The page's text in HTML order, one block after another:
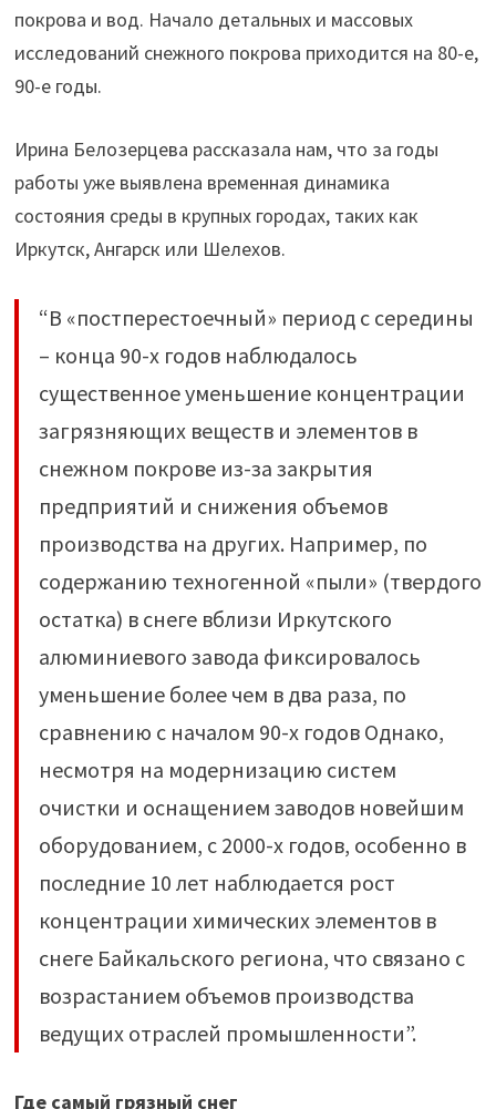
покрова и вод. Начало детальных и массовых
исследований снежного покрова приходится на 80-е,
90-е годы.
Ирина Белозерцева рассказала нам, что за годы
работы уже выявлена временная динамика
состояния среды в крупных городах, таких как
Иркутск, Ангарск или Шелехов.
“В «постперестоечный» период с середины
– конца 90-х годов наблюдалось
существенное уменьшение концентрации
загрязняющих веществ и элементов в
снежном покрове из-за закрытия
предприятий и снижения объемов
производства на других. Например, по
содержанию техногенной «пыли» (твердого
остатка) в снеге вблизи Иркутского
алюминиевого завода фиксировалось
уменьшение более чем в два раза, по
сравнению с началом 90-х годов Однако,
несмотря на модернизацию систем
очистки и оснащением заводов новейшим
оборудованием, с 2000-х годов, особенно в
последние 10 лет наблюдается рост
концентрации химических элементов в
снеге Байкальского региона, что связано с
возрастанием объемов производства
ведущих отраслей промышленности”.
Где самый грязный снег